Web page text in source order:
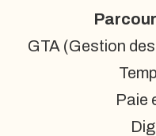
GTA (Gestion
Paie